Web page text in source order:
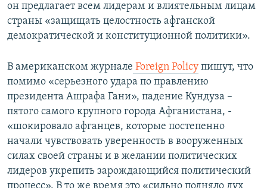
он предлагает всем лидерам и влиятельным лицам
страны «защищать целостность афганской
демократической и конституционной политики».
В американском журнале Foreign Policy пишут, что
помимо «серьезного удара по правлению
президента Ашрафа Гани», падение Кундуза –
пятого самого крупного города Афганистана, -
«шокировало афганцев, которые постепенно
начали чувствовать уверенность в вооруженных
силах своей страны и в желании политических
лидеров укрепить зарождающийся политический